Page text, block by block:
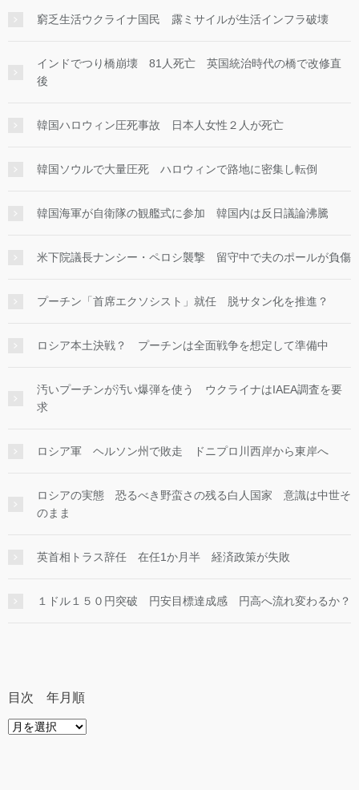
窮乏生活ウクライナ国民 露ミサイルが生活インフラ破壊
インドでつり橋崩壊 81人死亡 英国統治時代の橋で改修直
後
韓国ハロウィン圧死事故 日本人女性２人が死亡
韓国ソウルで大量圧死 ハロウィンで路地に密集し転倒
韓国海軍が自衛隊の観艦式に参加 韓国内は反日議論沸騰
米下院議長ナンシー・ペロシ襲撃 留守中で夫のポールが負傷
プーチン「首席エクソシスト」就任 脱サタン化を推進？
ロシア本土決戦？ プーチンは全面戦争を想定して準備中
汚いプーチンが汚い爆弾を使う ウクライナはIAEA調査を要
求
ロシア軍 ヘルソン州で敗走 ドニプロ川西岸から東岸へ
ロシアの実態 恐るべき野蛮さの残る白人国家 意識は中世そ
のまま
英首相トラス辞任 在任1か月半 経済政策が失敗
１ドル１５０円突破 円安目標達成感 円高へ流れ変わるか？
目次 年月順
目